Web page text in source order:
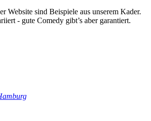
Website sind Beispiele aus unserem Kader.
- gute Comedy gibt’s aber garantiert.